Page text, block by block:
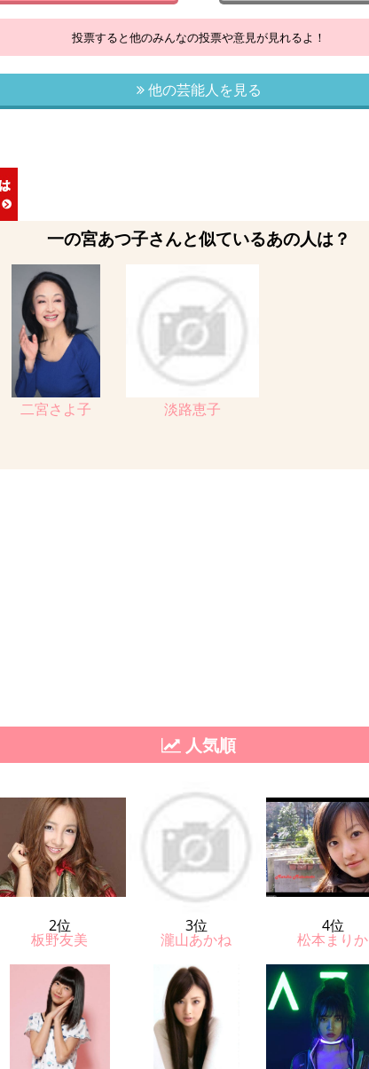
投票すると他のみんなの投票や意見が見れるよ！
他の芸能人を見る
一の宮あつ子さんと似ているあの人は？
二宮さよ子 淡路恵子
人気順
2位
板野友美
3位
瀧山あかね
4位
松本まりか